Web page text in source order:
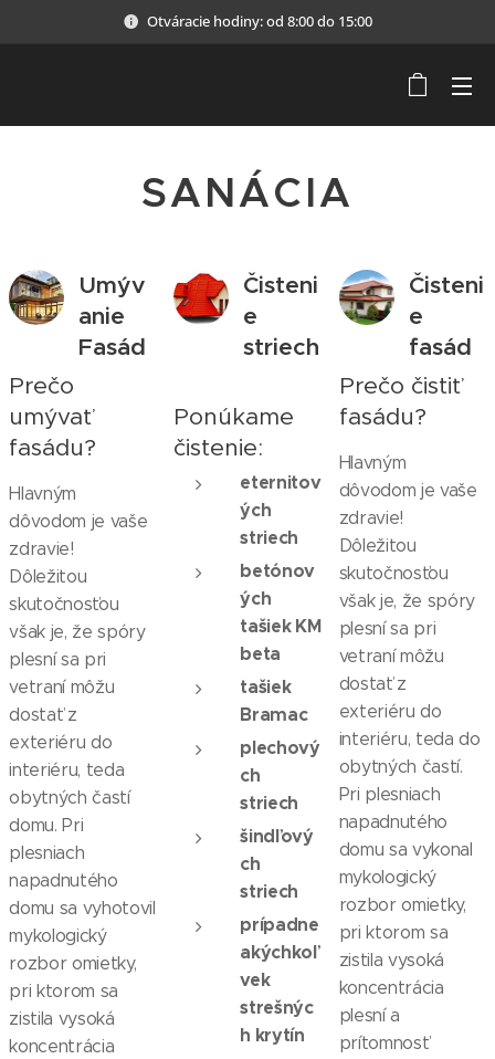
Otváracie hodiny: od 8:00 do 15:00
SANÁCIA
Umýv
anie
Fasád
Prečo
umývať
fasádu?
Hlavným
dôvodom je vaše
zdravie!
Dôležitou
skutočnosťou
však je, že spóry
plesní sa pri
vetraní môžu
dostať z
exteriéru do
interiéru, teda
obytných častí
domu. Pri
plesniach
napadnutého
domu sa vyhotovil
mykologický
rozbor omietky,
pri ktorom sa
zistila vysoká
koncentrácia
Čisteni
e
striech
Ponúkame
čistenie:
eternitov
ých
striech
betónov
ých
tašiek KM
beta
tašiek
Bramac
plechový
ch
striech
šindľový
ch
striech
prípadne
akýchkoľ
vek
strešnýc
h krytín
Čisteni
e
fasád
Prečo čistiť
fasádu?
Hlavným
dôvodom je vaše
zdravie!
Dôležitou
skutočnosťou
však je, že spóry
plesní sa pri
vetraní môžu
dostať z
exteriéru do
interiéru, teda do
obytných častí.
Pri plesniach
napadnutého
domu sa vykonal
mykologický
rozbor omietky,
pri ktorom sa
zistila vysoká
koncentrácia
plesní a
prítomnosť